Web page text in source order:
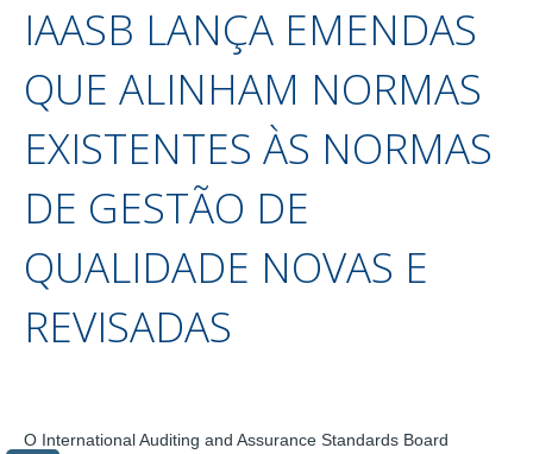
IAASB LANÇA EMENDAS
QUE ALINHAM NORMAS
EXISTENTES ÀS NORMAS
DE GESTÃO DE
QUALIDADE NOVAS E
REVISADAS
O International Auditing and Assurance Standards Board